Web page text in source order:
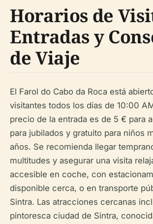
Horarios de
Entradas y
de Viaje
El Farol do Cabo da Roca está
visitantes todos los días de 10:00
precio de la entrada es de 5 € para
para jubilados y gratuito para niños
años. Se recomienda llegar
multitudes y asegurar una visita
accesible en coche, con
disponible cerca, o en transporte
Sintra. Las atracciones cercanas
pintoresca ciudad de Sintra,